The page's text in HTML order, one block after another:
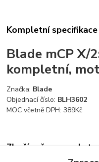
Kompletní specifikace
Blade mCP X/
kompletní,
Značka: Blade
Objednací číslo: BLH3602
MOC včetně DPH:389Kč
Zboží zařazeno v